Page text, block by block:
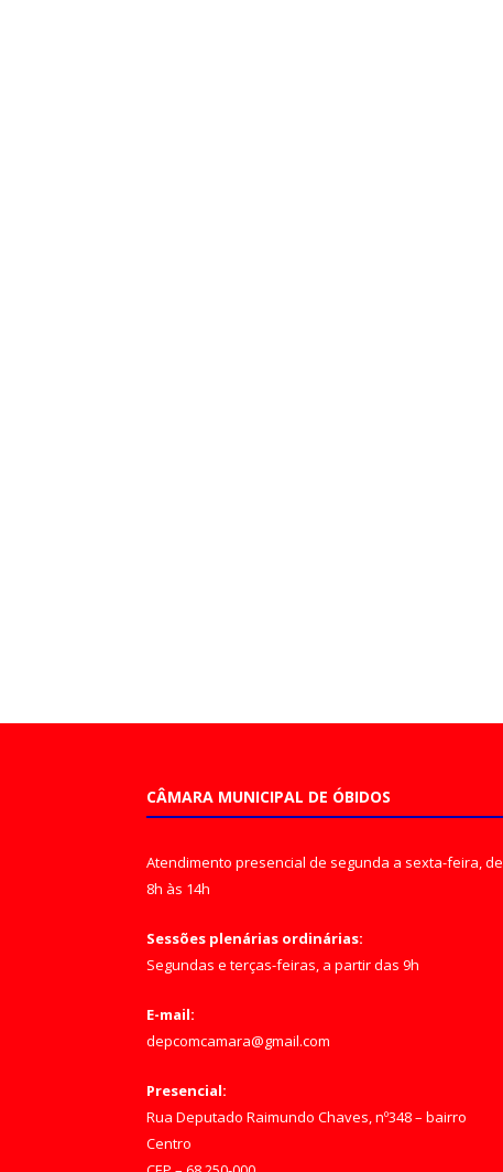
CÂMARA MUNICIPAL DE ÓBIDOS
Atendimento presencial de segunda a sexta-feira, de
8h às 14h
Sessões plenárias ordinárias:
Segundas e terças-feiras, a partir das 9h
E-mail:
depcomcamara@gmail.com
Presencial:
Rua Deputado Raimundo Chaves, nº348 – bairro
Centro